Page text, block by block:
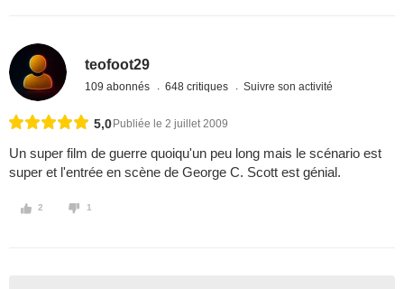
teofoot29
109 abonnés 648 critiques Suivre son activité
5,0 Publiée le 2 juillet 2009
Un super film de guerre quoiqu'un peu long mais le scénario est
super et l'entrée en scène de George C. Scott est génial.
2 1